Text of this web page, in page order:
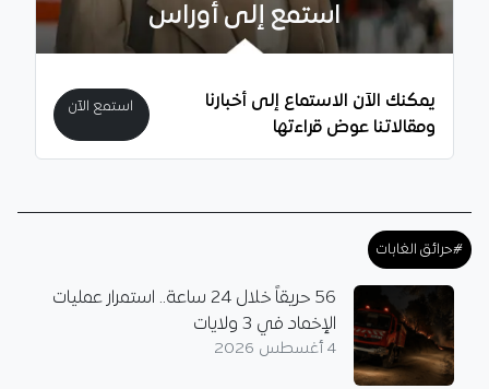
استمع إلى أوراس
يمكنك الآن الاستماع إلى أخبارنا
ومقالاتنا عوض قراءتها
استمع الآن
#حرائق الغابات
56 حريقاً خلال 24 ساعة.. استمرار عمليات
الإخماد في 3 ولايات
4 أغسطس 2026